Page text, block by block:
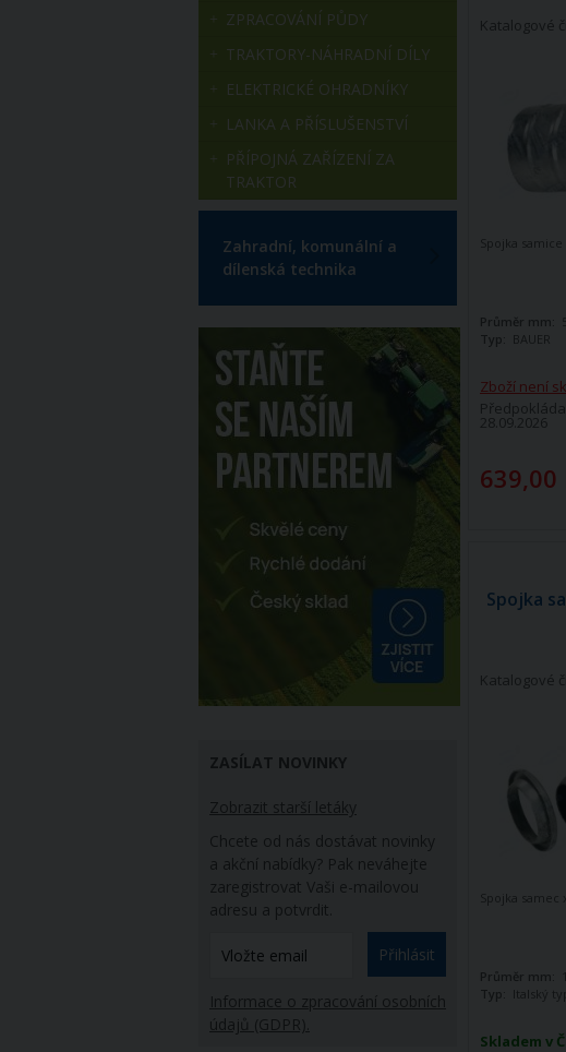
Katalogové
Zboží není
28.09.2026
639,00
Spojka
Průměr mm:
Typ: BAUER
Spojka
Katalogové
Skladem v
Spojka
Průměr mm:
Typ: Italský typ
ZPRACOVÁNÍ PŮDY
TRAKTORY-NÁHRADNÍ DÍLY
ELEKTRICKÉ OHRADNÍKY
LANKA A PŘÍSLUŠENSTVÍ
PŘÍPOJNÁ ZAŘÍZENÍ ZA
TRAKTOR
Zahradní, komunální a
dílenská technika
ZASÍLAT NOVINKY
Zobrazit starší letáky
Chcete od nás dostávat novinky
a akční nabídky? Pak neváhejte
zaregistrovat Vaši e-mailovou
adresu a potvrdit.
Přihlásit
Informace o zpracování osobních
údajů (GDPR).